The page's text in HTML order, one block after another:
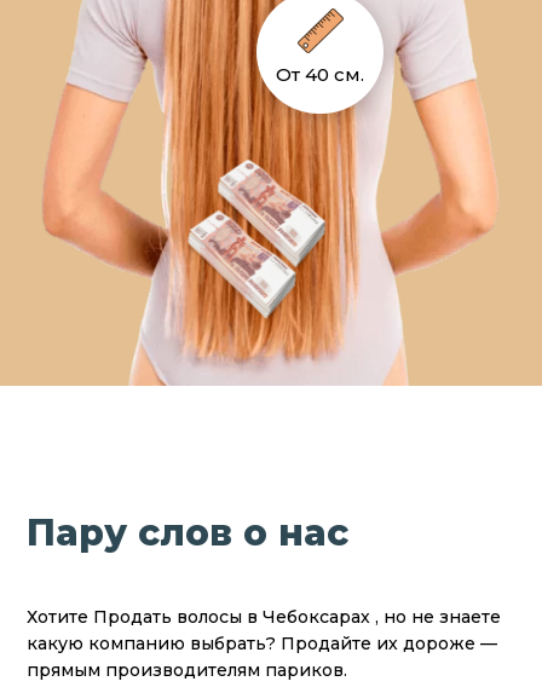
От 40 см.
Пару слов о нас
Хотите Продать волосы в Чебоксарах , но не знаете
какую компанию выбрать? Продайте их дороже —
прямым производителям париков.